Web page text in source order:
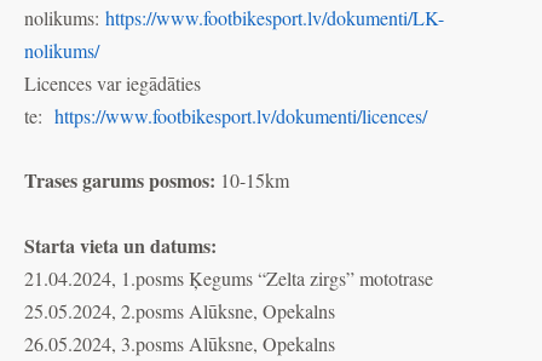
nolikums: https://www.footbikesport.lv/dokumenti/LK-
nolikums/
Licences var iegādāties
te: https://www.footbikesport.lv/dokumenti/licences/
Trases garums posmos: 10-15km
Starta vieta un datums:
21.04.2024, 1.posms Ķegums “Zelta zirgs” mototrase
25.05.2024, 2.posms Alūksne, Opekalns
26.05.2024, 3.posms Alūksne, Opekalns